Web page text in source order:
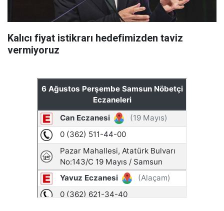
Kalıcı fiyat istikrarı hedefimizden taviz
vermiyoruz